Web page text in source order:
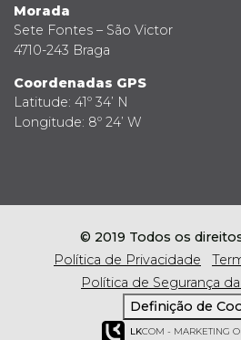
Morada
Sete Fontes – São Victor
4710-243 Braga
Coordenadas GPS
Latitude: 41º 34’ N
Longitude: 8º 24’ W
© 2019 Todos os
Política de Privacidade
Política de Segurança
Definição de
LKCOM - MARKETING